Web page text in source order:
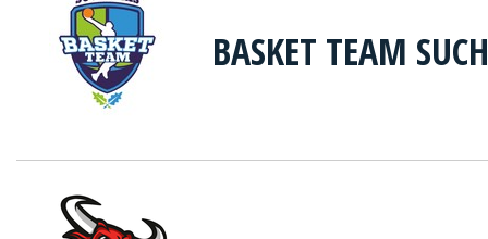
BASKET TEAM